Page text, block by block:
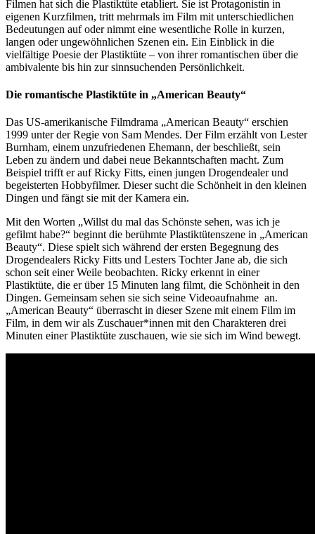
Filmen hat sich die Plastiktüte etabliert. Sie ist Protagonistin in
eigenen Kurzfilmen, tritt mehrmals im Film mit unterschiedlichen
Bedeutungen auf oder nimmt eine wesentliche Rolle in kurzen,
langen oder ungewöhnlichen Szenen ein. Ein Einblick in die
vielfältige Poesie der Plastiktüte – von ihrer romantischen über die
ambivalente bis hin zur sinnsuchenden Persönlichkeit.
Die romantische Plastiktüte in „American Beauty“
Das US-amerikanische Filmdrama „American Beauty“ erschien
1999 unter der Regie von Sam Mendes. Der Film erzählt von Lester
Burnham, einem unzufriedenen Ehemann, der beschließt, sein
Leben zu ändern und dabei neue Bekanntschaften macht. Zum
Beispiel trifft er auf Ricky Fitts, einen jungen Drogendealer und
begeisterten Hobbyfilmer. Dieser sucht die Schönheit in den kleinen
Dingen und fängt sie mit der Kamera ein.
Mit den Worten „Willst du mal das Schönste sehen, was ich je
gefilmt habe?“ beginnt die berühmte Plastiktütenszene in „American
Beauty“. Diese spielt sich während der ersten Begegnung des
Drogendealers Ricky Fitts und Lesters Tochter Jane ab, die sich
schon seit einer Weile beobachten. Ricky erkennt in einer
Plastiktüte, die er über 15 Minuten lang filmt, die Schönheit in den
Dingen. Gemeinsam sehen sie sich seine Videoaufnahme an.
„American Beauty“ überrascht in dieser Szene mit einem Film im
Film, in dem wir als Zuschauer*innen mit den Charakteren drei
Minuten einer Plastiktüte zuschauen, wie sie sich im Wind bewegt.